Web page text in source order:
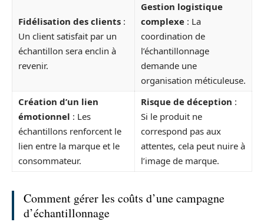
Fidélisation des clients :
Un client satisfait par un
échantillon sera enclin à
revenir.
Gestion logistique
complexe : La
coordination de
l’échantillonnage
demande une
organisation méticuleuse.
Création d’un lien
émotionnel : Les
échantillons renforcent le
lien entre la marque et le
consommateur.
Risque de déception :
Si le produit ne
correspond pas aux
attentes, cela peut nuire à
l’image de marque.
Comment gérer les coûts d’une campagne
d’échantillonnage